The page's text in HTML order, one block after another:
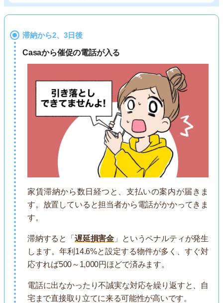
滞納から2、3日後
Casaから催促の電話が入る
家賃滞納から数日経つと、支払いの案内が届きま
す。放置していると担当者から電話がかかってきま
す。
滞納すると「 遅延損害金 」というペナルティが発生
します。年利14.6%と設定する物件が多く、すぐ対
応すれば500～1,000円ほどで済みます。
電話に出なかったり不誠実な対応を繰り返すと、自
宅まで直接取り立てに来る可能性が高いです。